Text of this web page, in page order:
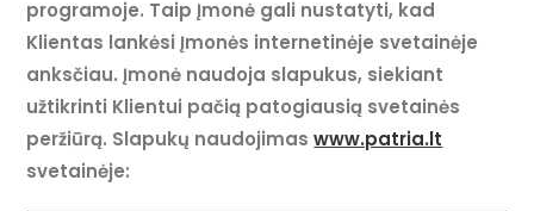
programoje. Taip Įmonė gali nustatyti, kad
Klientas lankėsi Įmonės internetinėje svetainėje
anksčiau. Įmonė naudoja slapukus, siekiant
užtikrinti Klientui pačią patogiausią svetainės
peržiūrą. Slapukų naudojimaswww.patria.lt
svetainėje: